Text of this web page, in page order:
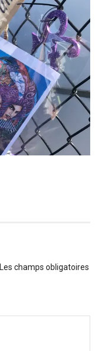
Les champs obligatoires